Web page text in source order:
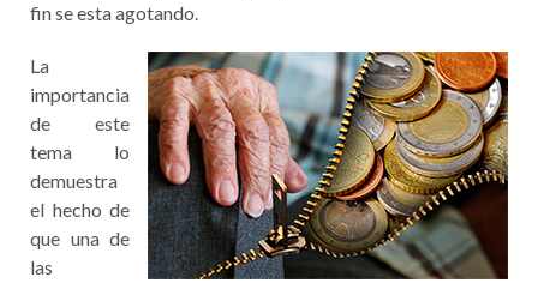
fin se esta agotando.
La
importancia
de este
tema lo
demuestra
el hecho de
que una de
las